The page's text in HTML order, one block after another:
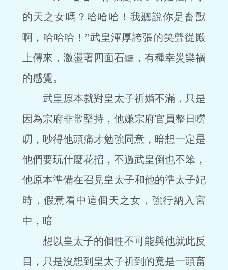
的天之女嗎？哈哈哈！我聽說你是畜獸
啊，哈哈哈！”武皇渾厚誇張的笑聲從殿
上傳來，激盪著四面石
，有種幸災樂禍
的感覺。
武皇原本就對皇太子祈婚不滿，只是
因為宗府非常堅持，他嫌宗府官員整日嘮
叨，吵得他頭痛才勉強同意，暗想一定是
他們要玩什麼花招，不過武皇倒也不笨，
他原本準備在召見皇太子和他的準太子妃
時，假意看中這個天之女，強行納入宮
中，暗
想以皇太子的個
不可能與他就此反
目，只是沒想到皇太子祈到的竟是一頭畜